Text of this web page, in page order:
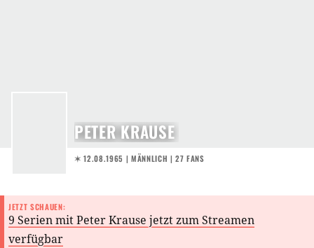
PETER KRAUSE
✶ 12.08.1965 | MÄNNLICH | 27 FANS
JETZT SCHAUEN:
9 Serien mit Peter Krause jetzt zum Streamen
verfügbar